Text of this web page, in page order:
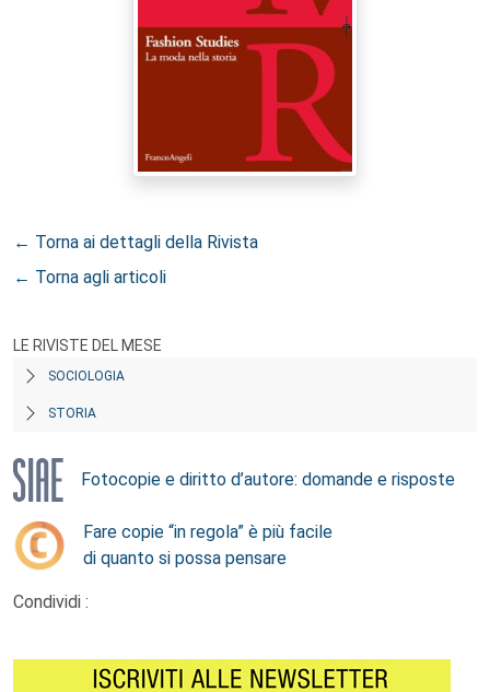
← Torna ai dettagli della Rivista
← Torna agli articoli
LE RIVISTE DEL MESE
SOCIOLOGIA
STORIA
Fotocopie e diritto d’autore: domande e risposte
Fare copie “in regola” è più facile
di quanto si possa pensare
Condividi :